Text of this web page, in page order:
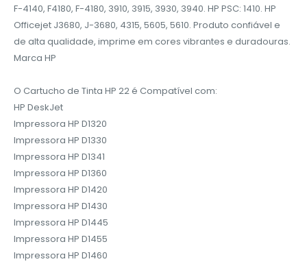
F-4140, F4180, F-4180, 3910, 3915, 3930, 3940. HP PSC: 1410. HP
Officejet J3680, J-3680, 4315, 5605, 5610. Produto confiável e
de alta qualidade, imprime em cores vibrantes e duradouras.
Marca HP
O Cartucho de Tinta HP 22 é Compatível com:
HP DeskJet
Impressora HP D1320
Impressora HP D1330
Impressora HP D1341
Impressora HP D1360
Impressora HP D1420
Impressora HP D1430
Impressora HP D1445
Impressora HP D1455
Impressora HP D1460